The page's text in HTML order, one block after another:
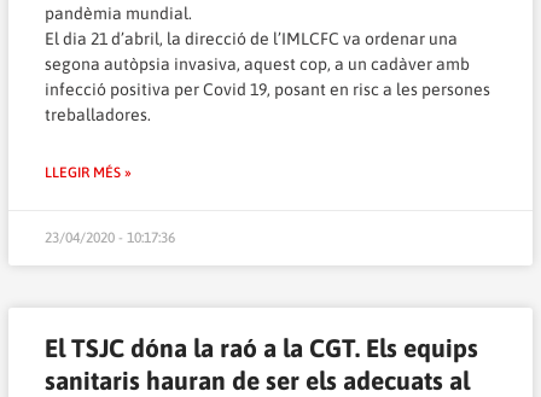
pandèmia mundial.
El dia 21 d’abril, la direcció de l’IMLCFC va ordenar una
segona autòpsia invasiva, aquest cop, a un cadàver amb
infecció positiva per Covid 19, posant en risc a les persones
treballadores.
LLEGIR MÉS »
23/04/2020 - 10:17:36
El TSJC dóna la raó a la CGT. Els equips
sanitaris hauran de ser els adecuats al